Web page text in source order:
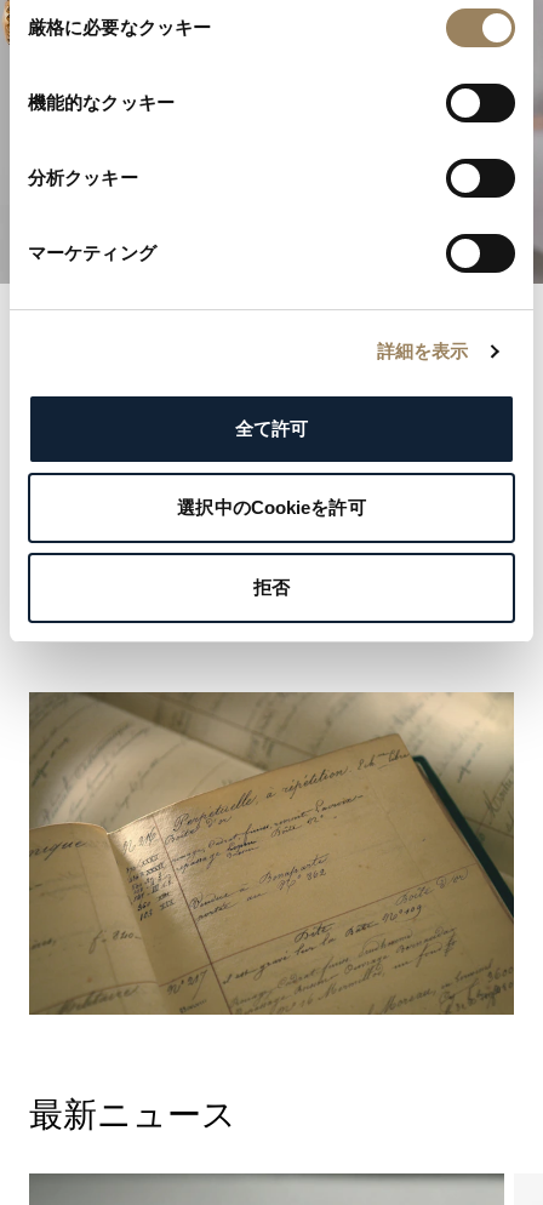
意
厳格に必要なクッキー
機能的なクッキー
分析クッキー
マーケティング
詳細を表示
全て許可
選択中のCookieを許可
拒否
高級時計製造の卓越性
名誉あるブレゲ登録簿とともに歴史の記録へと足を踏
まで名だたる顧客の優雅さと気品を物語っています。
ブレゲの遺産を形づくった著名な名前を探り、ご自身
の名を刻む機会をおつかみください。
最新ニュース